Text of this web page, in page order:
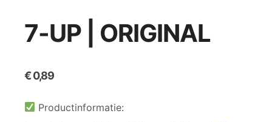
7-UP | ORIGINAL
€0,89
Productinformatie: